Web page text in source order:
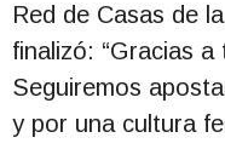
Red de Casas de
finalizó: “Gracias
Seguiremos
y por una cultura